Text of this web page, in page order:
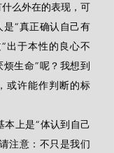
是“真正确认自己有
出于本性的良心不
生命”呢？我想到
或许能作判断的标
注意：不只是我们